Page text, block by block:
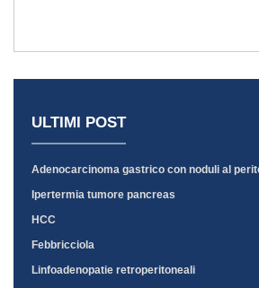
ULTIMI POST
Adenocarcinoma gastrico con noduli al
Ipertermia tumore pancreas
HCC
Febbricciola
Linfoadenopatie retroperitoneali